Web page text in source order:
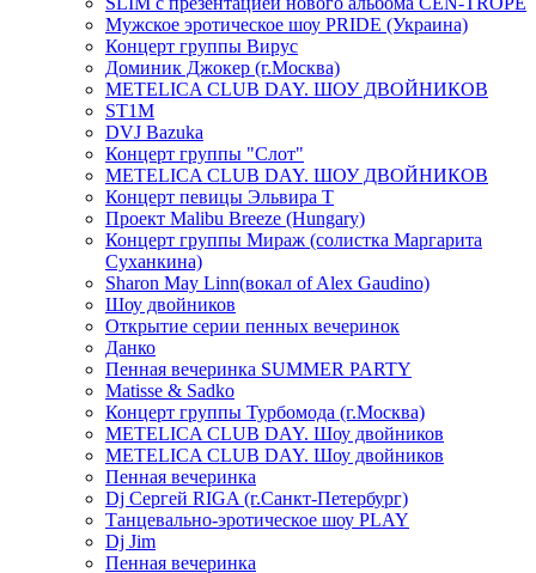
Мужское эротическое шоу PRIDE (Украина)
Концерт группы Вирус
Доминик Джокер (г.Москва)
METELICA CLUB DAY. ШОУ ДВОЙНИКОВ
ST1M
DVJ Bazuka
Концерт группы "Слот"
METELICA CLUB DAY. ШОУ ДВОЙНИКОВ
Концерт певицы Эльвира Т
Проект Malibu Breeze (Hungary)
Концерт группы Мираж (солистка Маргарита
Суханкина)
Sharon May Linn(вокал of Alex Gaudino)
Шоу двойников
Открытие серии пенных вечеринок
Данко
Пенная вечеринка SUMMER PARTY
Matisse & Sadko
Концерт группы Турбомода (г.Москва)
METELICA CLUB DAY. Шоу двойников
METELICA CLUB DAY. Шоу двойников
Пенная вечеринка
Dj Сергей RIGA (г.Санкт-Петербург)
Танцевально-эротическое шоу PLAY
Dj Jim
Пенная вечеринка